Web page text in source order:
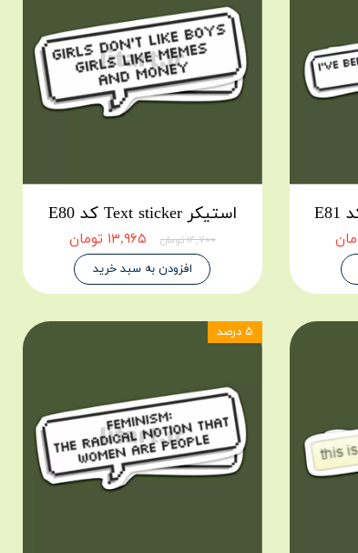
استیکر Text sticker کد E80
۱۴,۷۰۰ تومان ۱۳,۹۶۵ تومان
افزودن به سبد خرید
۵ درصد